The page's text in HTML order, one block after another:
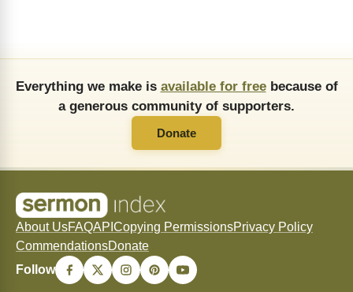
Everything we make is available for freebecause of
a generous community of supporters.
Donate
About UsFAQAPI Copying PermissionsPrivacy Policy
CommendationsDonate
Follow